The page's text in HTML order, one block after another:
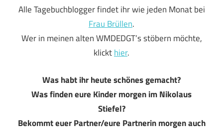
Alle Tagebuchblogger findet ihr wie jeden Monat bei
Frau Brüllen.
Wer in meinen alten WMDEDGT’s stöbern möchte,
klickthier.
Was habt ihr heute schönes gemacht?
Was finden eure Kinder morgen im Nikolaus
Stiefel?
Bekommt euer Partner/eure Partnerin morgen auch